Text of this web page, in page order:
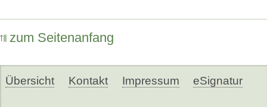
zum Seitenanfang
Übersicht Kontakt Impressum eSignatur